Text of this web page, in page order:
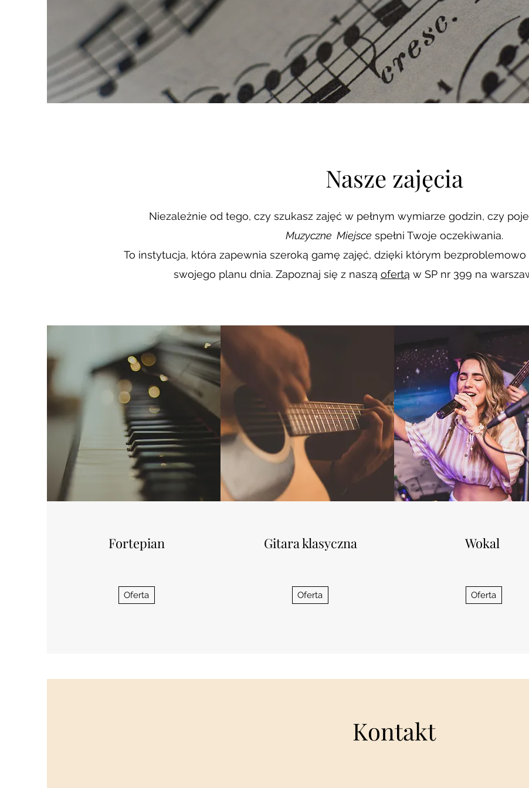
Nasze zajęcia
Niezależnie od tego, czy szukasz zajęć w pełnym wymiarze godzin, czy
Muzyczne Miejsce spełni Twoje oczekiwania.
To instytucja, która zapewnia szeroką gamę zajęć, dzięki którym
swojego planu dnia. Zapoznaj się z naszą ofertą w SP nr 399 na
Fortepian
Oferta
Gitara klasyczna
Oferta
Wokal
Oferta
Kontakt